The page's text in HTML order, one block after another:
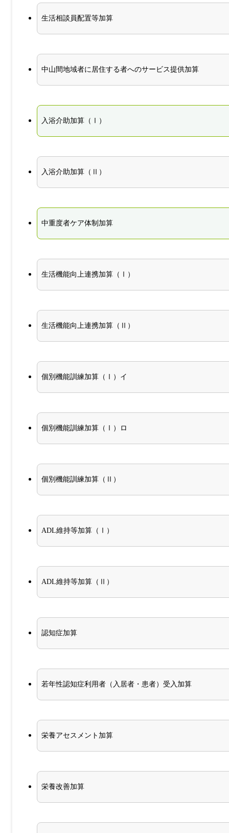
生活相談員配置等加算
中山間地域者に居住する者へのサービス提供加算
入浴介助加算（Ⅰ）
入浴介助加算（Ⅱ）
中重度者ケア体制加算
生活機能向上連携加算（Ⅰ）
生活機能向上連携加算（Ⅱ）
個別機能訓練加算（Ⅰ）イ
個別機能訓練加算（Ⅰ）ロ
個別機能訓練加算（Ⅱ）
ADL維持等加算（Ⅰ）
ADL維持等加算（Ⅱ）
認知症加算
若年性認知症利用者（入居者・患者）受入加算
栄養アセスメント加算
栄養改善加算